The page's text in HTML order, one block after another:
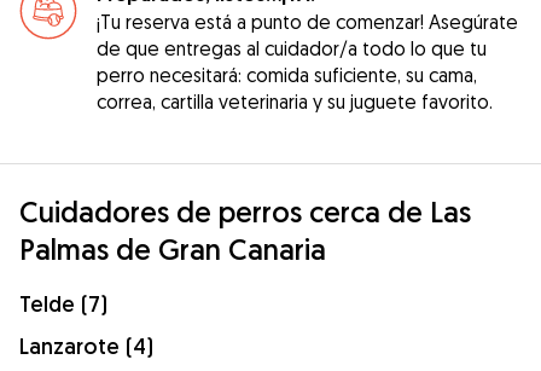
¡Tu reserva está a punto de comenzar! Asegúrate
de que entregas al cuidador/a todo lo que tu
perro necesitará: comida suficiente, su cama,
correa, cartilla veterinaria y su juguete favorito.
Cuidadores de perros cerca de Las
Palmas de Gran Canaria
Telde (7)
Lanzarote (4)